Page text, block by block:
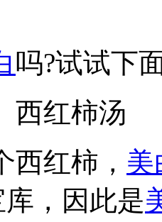
吗?试试下
红柿汤
红柿， 美
，因此是